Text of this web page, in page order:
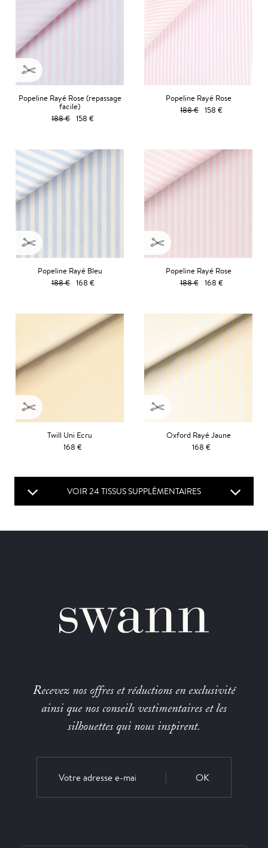
Popeline Rayé Rose (repassage
facile)
188 € 158 €
Popeline Rayé Rose
188 € 158 €
Popeline Rayé Bleu
188 €
168 €
Popeline Rayé Rose
188 €
168 €
Twill Uni Ecru
168 €
Oxford Rayé Jaune
168 €
VOIR 24 TISSUS SUPPLÉMENTAIRES
Recevez nos offres et réductions en exclusivité
ainsi que nos conseils vestimentaires et les
silhouettes qui nous inspirent.
OK